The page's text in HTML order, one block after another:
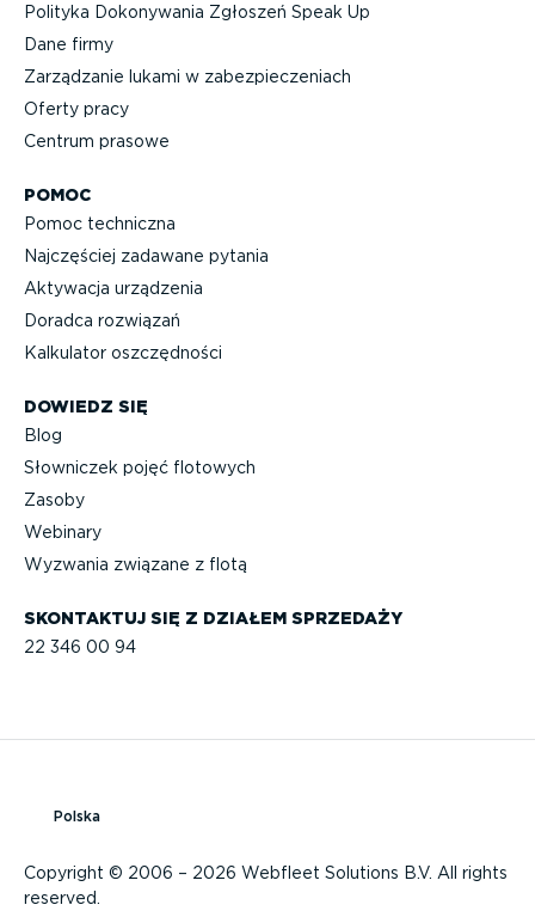
SKONTAKTUJ SIĘ Z DZIAŁEM SPRZEDAŻY
22 346 00 94
POMOC
Pomoc techniczna
Najczęściej zadawane pytania
Aktywacja urządzenia
Doradca rozwiązań
Kalkulator oszczęd­ności
DOWIEDZ SIĘ
Blog
Słowniczek pojęć flotowych
Zasoby
Webinary
Wyzwania związane z flotą
Polityka Dokonywania Zgłoszeń Speak Up
Dane firmy
Zarządzanie lukami w zabez­pie­cze­niach
Oferty pracy
Centrum prasowe
Copyright © 2006 – 2026 Webfleet Solutions B.V. All rights
reserved.
Polska